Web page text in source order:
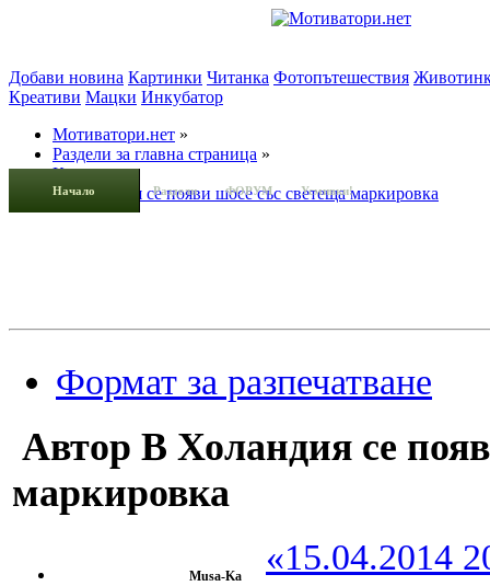
Начало Раздели ФОРУМ Усмивки!
Добави новина Картинки Читанка Фотопътешествия
Креативи Мацки Инкубатор
Мотиватори.нет »
Раздели за главна страница »
Картинки»
В Холандия се появи шосе със светеща маркировка
Формат за разпечатване
Автор В Холандия се
маркировка
Musa-Ka
«15.04.2014